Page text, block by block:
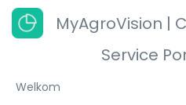
MyAgroVision |
Service
Welkom